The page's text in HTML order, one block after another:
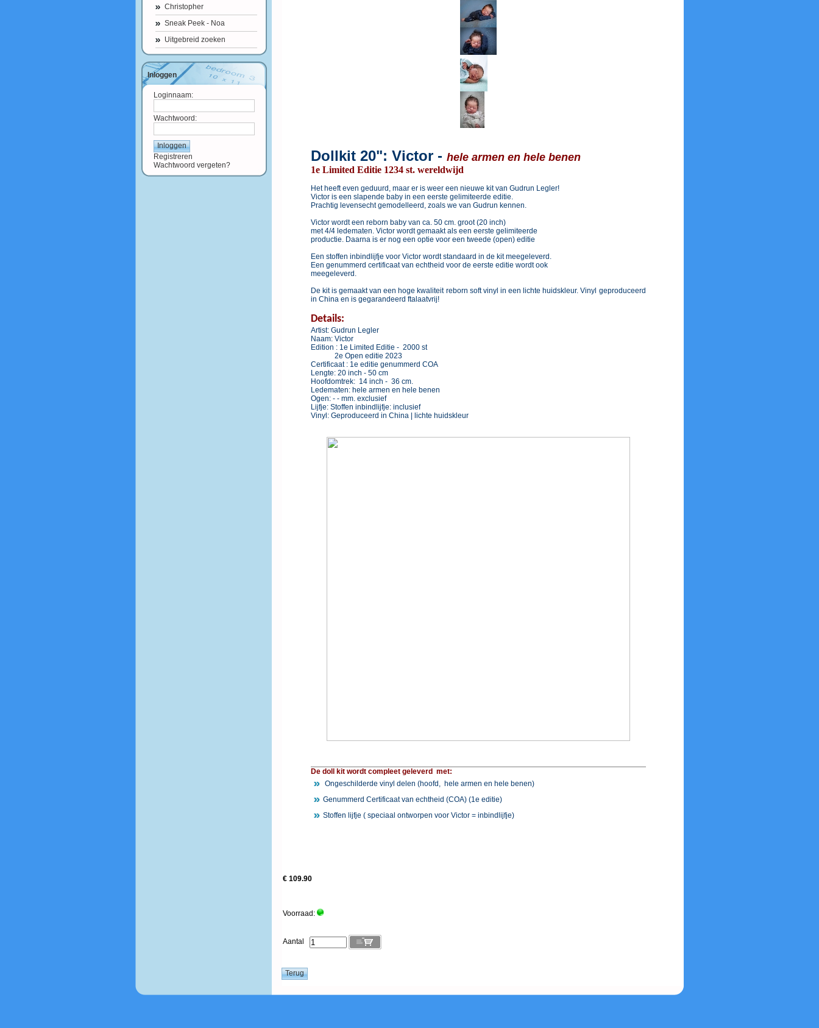
Christopher
Sneak Peek - Noa
Uitgebreid zoeken
Inloggen
Loginnaam:
Wachtwoord:
Registreren
Wachtwoord vergeten?
Dollkit 20": Victor - hele armen en hele benen
1e Limited Editie 1234 st. wereldwijd
Het heeft even geduurd, maar er is weer een nieuwe kit van Gudrun Legler!
Victor is een slapende baby in een eerste gelimiteerde editie.
Prachtig levensecht gemodelleerd, zoals we van Gudrun kennen.
Victor wordt een reborn baby van ca. 50 cm. groot (20 inch)
met 4/4 ledematen. Victor wordt gemaakt als een eerste gelimiteerde
productie. Daarna is er nog een optie voor een tweede (open) editie
Een stoffen inbindlijfje voor Victor wordt standaard in de kit meegeleverd.
Een genummerd certificaat van echtheid voor de eerste editie wordt ook
meegeleverd.
De kit is gemaakt van een hoge kwaliteit reborn soft vinyl in een lichte huidskleur. Vinyl geproduceerd
in China en is gegarandeerd ftalaatvrij!
Details:
Artist: Gudrun Legler
Naam: Victor
Edition : 1e Limited Editie - 2000 st
2e Open editie 2023
Certificaat : 1e editie genummerd COA
Lengte: 20 inch - 50 cm
Hoofdomtrek: 14 inch - 36 cm.
Ledematen: hele armen en hele benen
Ogen: - - mm. exclusief
Lijfje: Stoffen inbindlijfje: inclusief
Vinyl: Geproduceerd in China | lichte huidskleur
De doll kit wordt compleet geleverd met:
Ongeschilderde vinyl delen (hoofd, hele armen en hele benen)
Genummerd Certificaat van echtheid (COA) (1e editie)
Stoffen lijfje ( speciaal ontworpen voor Victor = inbindlijfje)
€ 109.90
Voorraad:
Aantal